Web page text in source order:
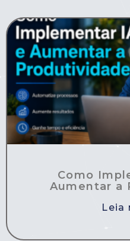
Como
Aumentar a
Leia